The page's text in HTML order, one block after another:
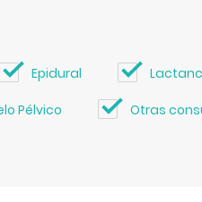
Epidural
Pélvico Otras